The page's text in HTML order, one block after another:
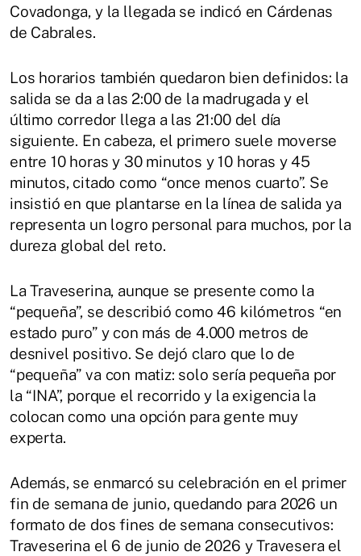
Covadonga, y la llegada se indicó en Cárdenas
de Cabrales.
Los horarios también quedaron bien definidos: la
salida se da a las 2:00 de la madrugada y el
último corredor llega a las 21:00 del día
siguiente. En cabeza, el primero suele moverse
entre 10 horas y 30 minutos y 10 horas y 45
minutos, citado como “once menos cuarto”. Se
insistió en que plantarse en la línea de salida ya
representa un logro personal para muchos, por la
dureza global del reto.
La Traveserina, aunque se presente como la
“pequeña”, se describió como 46 kilómetros “en
estado puro” y con más de 4.000 metros de
desnivel positivo. Se dejó claro que lo de
“pequeña” va con matiz: solo sería pequeña por
la “INA”, porque el recorrido y la exigencia la
colocan como una opción para gente muy
experta.
Además, se enmarcó su celebración en el primer
fin de semana de junio, quedando para 2026 un
formato de dos fines de semana consecutivos:
Traveserina el 6 de junio de 2026 y Travesera el